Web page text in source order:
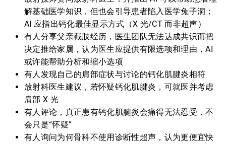
解基础医学知识，但也会引导患者陷入医学兔子洞；
AI 应指出钙化最佳显示方式（X 光/CT 而非超声）
有人分享父亲截肢经历，医生团队无法达成共识而把
决定推给家属，认为医生应提供有限选项和理由，AI
或许能帮助分析和缩小选项
有人发现自己的肩部症状与讨论的钙化肌腱炎相符
放射科医生建议，若怀疑钙化肌腱炎，可就医并考虑
肩部 X 光
有人评论，真正患有钙化肌腱炎会痛得无法忍受，不
会只是“怀疑”
有人询问为何骨科不使用诊断性超声，认为更便宜快